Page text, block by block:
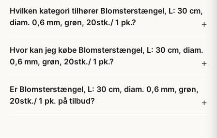
Hvilken kategori tilhører Blomsterstængel, L: 30 cm,
diam. 0,6 mm, grøn, 20stk./ 1 pk.?
Hvor kan jeg købe Blomsterstængel, L: 30 cm, diam.
0,6 mm, grøn, 20stk./ 1 pk.?
Er Blomsterstængel, L: 30 cm, diam. 0,6 mm, grøn,
20stk./ 1 pk. på tilbud?